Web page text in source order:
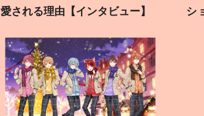
愛される理由【インタビュー】
シ